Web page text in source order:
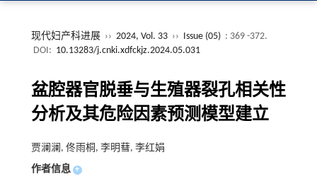
现代妇产科进展 ›› 2024, Vol. 33 ›› Issue (05) : 369 -372.
DOI: 10.13283/j.cnki.xdfckjz.2024.05.031
盆腔器官脱垂与生殖器裂孔相关性
分析及其危险因素预测模型建立
贾澜澜, 佟雨桐, 李明蔧, 李红娟
作者信息 +